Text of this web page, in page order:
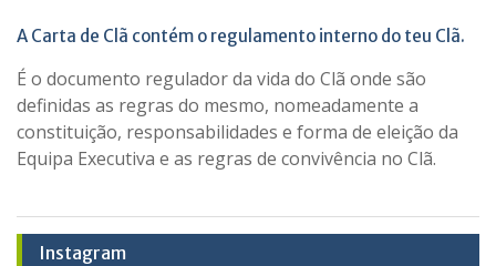
A Carta de Clã contém o regulamento interno do teu Clã.
É o documento regulador da vida do Clã onde são
definidas as regras do mesmo, nomeadamente a
constituição, responsabilidades e forma de eleição da
Equipa Executiva e as regras de convivência no Clã.
Instagram